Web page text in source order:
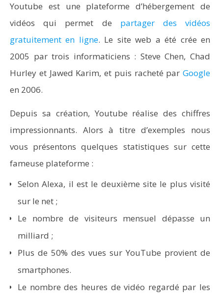
Youtube est une plateforme d’hébergement de
vidéos qui permet de partager des vidéos
gratuitement en ligne. Le site web a été crée en
2005 par trois informaticiens : Steve Chen, Chad
Hurley et Jawed Karim, et puis racheté par Google
en 2006.
Depuis sa création, Youtube réalise des chiffres
impressionnants. Alors à titre d’exemples nous
vous présentons quelques statistiques sur cette
fameuse plateforme :
SelonAlexa, il est le deuxième site le plus visité
sur le net ;
Le nombre de visiteurs mensuel dépasse un
milliard ;
Plus de 50% des vues sur YouTube provient de
smartphones.
Le nombre des heures de vidéo regardé par les